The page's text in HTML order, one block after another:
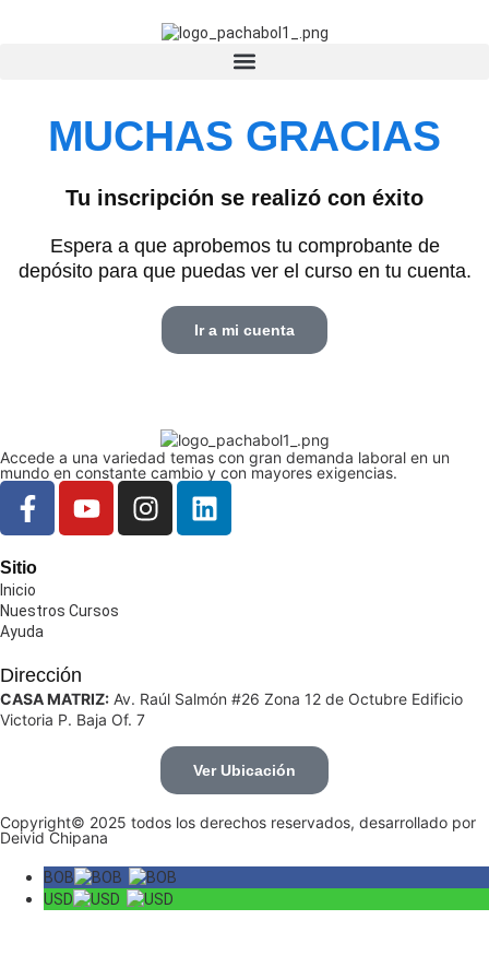
MUCHAS GRACIAS
Tu inscripción se realizó con éxito
Espera a que aprobemos tu comprobante de
depósito para que puedas ver el curso en tu cuenta.
Ir a mi cuenta
Accede a una variedad temas con gran demanda laboral en un
mundo en constante cambio y con mayores exigencias.
Sitio
Inicio
Nuestros Cursos
Ayuda
Dirección
CASA MATRIZ: Av. Raúl Salmón #26 Zona 12 de Octubre Edificio
Victoria P. Baja Of. 7
Ver Ubicación
Copyright© 2025 todos los derechos reservados, desarrollado por
Deivid Chipana
BOB
USD